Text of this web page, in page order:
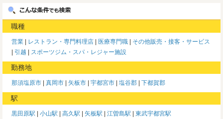
職種
営業 レストラン・専門料理店 医療専門職
その他販売・接客・サービス
引越
スポーツジム・スパ・レジャー施設
勤務地
那須塩原市 真岡市 矢板市 宇都宮市 塩谷郡 下都賀郡
駅
黒田原駅 小山駅 高久駅 矢板駅 江曽島駅 東武宇都宮駅